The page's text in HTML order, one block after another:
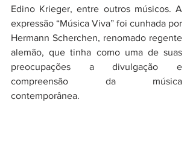
Edino Krieger, entre outros músicos. A
expressão “Música Viva” foi cunhada por
Hermann Scherchen, renomado regente
alemão, que tinha como uma de suas
preocupações a divulgação e
compreensão da música
contemporânea.